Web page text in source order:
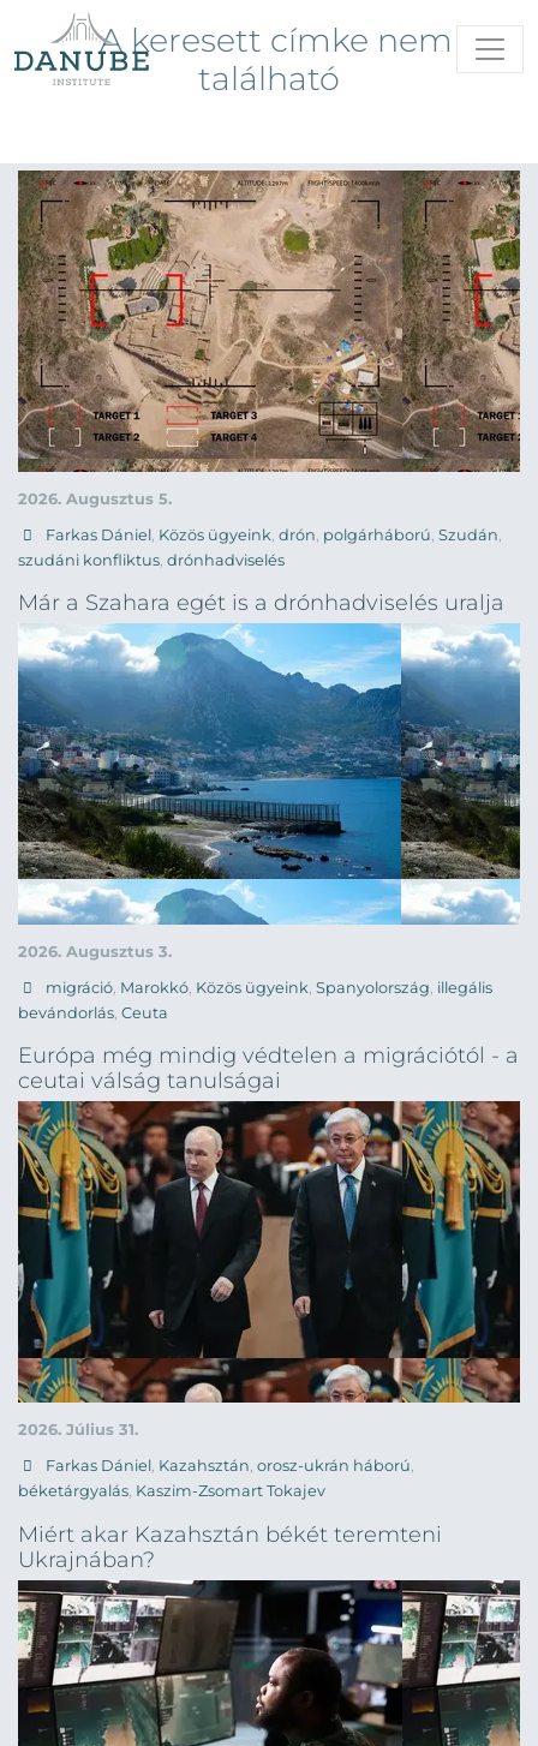
A keresett címke nem
található
2026. Augusztus 5.
Farkas Dániel Közös ügyeink drón polgárháború Szudán
szudáni konfliktus drónhadviselés
Már a Szahara egét is a drónhadviselés uralja
2026. Augusztus 3.
migráció, Marokkó, Közös ügyeink, Spanyolország, illegális
bevándorlás, Ceuta
Európa még mindig védtelen a migrációtól - a
ceutai válság tanulságai
2026. Július 31.
Farkas Dániel, Kazahsztán, orosz-ukrán háború,
béketárgyalás, Kaszim-Zsomart Tokajev
Miért akar Kazahsztán békét teremteni
Ukrajnában?